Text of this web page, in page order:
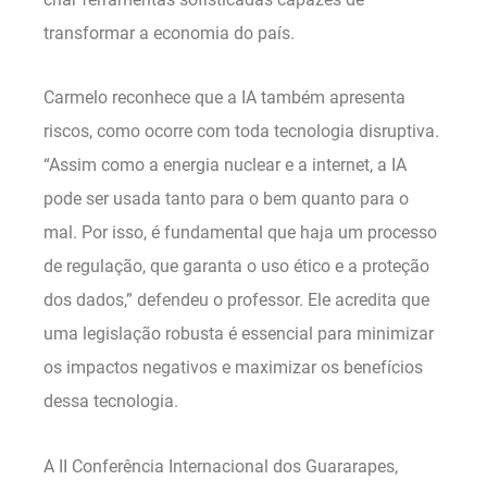
transformar a economia do país.
Carmelo reconhece que a IA também apresenta
riscos, como ocorre com toda tecnologia disruptiva.
“Assim como a energia nuclear e a internet, a IA
pode ser usada tanto para o bem quanto para o
mal. Por isso, é fundamental que haja um processo
de regulação, que garanta o uso ético e a proteção
dos dados,” defendeu o professor. Ele acredita que
uma legislação robusta é essencial para minimizar
os impactos negativos e maximizar os benefícios
dessa tecnologia.
A II Conferência Internacional dos Guararapes,